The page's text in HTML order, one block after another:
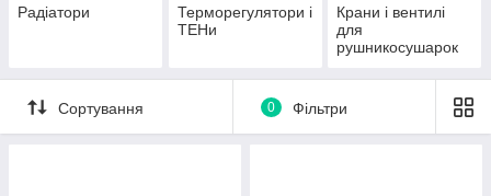
Радіатори
Терморегулятори і
ТЕНи
Крани і вентилі
для
рушникосушарок
Сортування 0 Фільтри